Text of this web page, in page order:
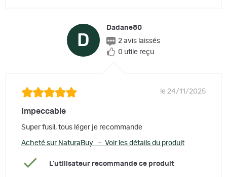
D
Dadane80
2 avis laissés
0 utile reçu
le 24/11/2025
Impeccable
Super fusil, tous léger je recommande
Acheté sur NaturaBuy – Voir les détails du produit
L'utilisateur recommande ce produit